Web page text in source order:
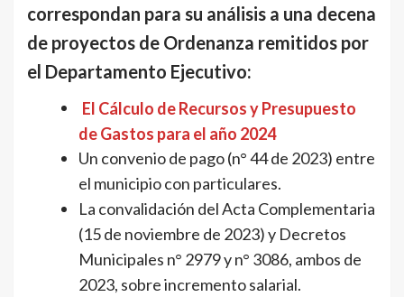
correspondan para su análisis a una decena
de proyectos de Ordenanza remitidos por
el Departamento Ejecutivo:
El Cálculo de Recursos y Presupuesto
de Gastos para el año 2024
Un convenio de pago (n° 44 de 2023) entre
el municipio con particulares.
La convalidación del Acta Complementaria
(15 de noviembre de 2023) y Decretos
Municipales n° 2979 y n° 3086, ambos de
2023, sobre incremento salarial.